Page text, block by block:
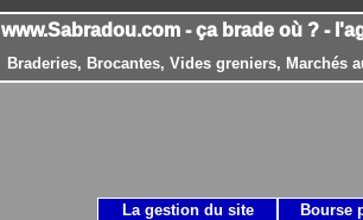
www.Sabradou.com - ça brade où ? -
Braderies, Brocantes, Vides greniers, Marchés
La gestion du site Bourse